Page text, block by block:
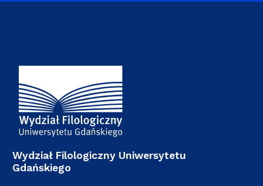
Adres Wydziału
Wydział Filologiczny Uniwersytetu
Gdańskiego